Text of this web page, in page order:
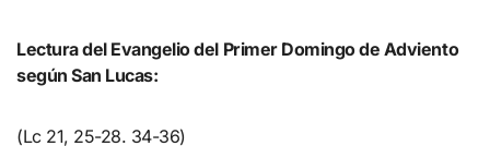
Lectura del Evangelio del Primer Domingo de Adviento
según San Lucas:
(Lc 21, 25-28. 34-36)